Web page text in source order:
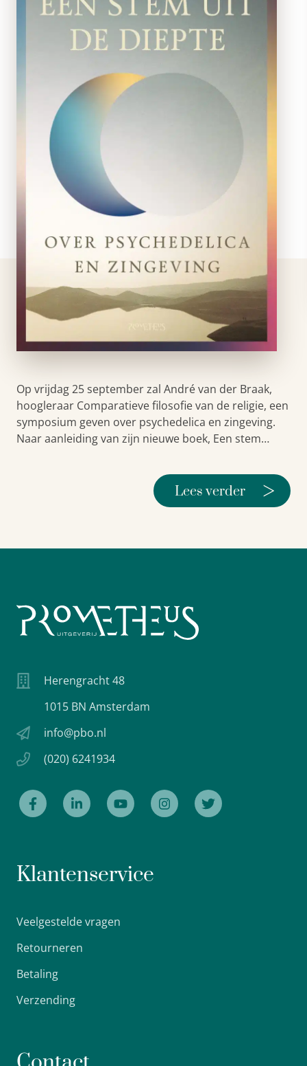
Op vrijdag 25 september zal André van der Braak,
hoogleraar Comparatieve filosofie van de religie, een
symposium geven over psychedelica en zingeving.
Naar aanleiding van zijn nieuwe boek, Een stem…
Lees verder >
Herengracht 48
1015 BN Amsterdam
info@pbo.nl
(020) 6241934
Klantenservice
Veelgestelde vragen
Retourneren
Betaling
Verzending